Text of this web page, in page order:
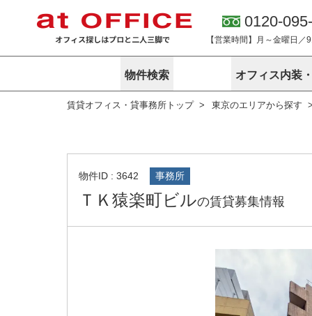
0120-
【営業時間】月～金曜日／
物件検索
東京
路線から探す
こだわりから探す
賃料相場を参考に探す
地図から探す
居抜き物件特集
神奈川
路線から探す
地図から探す
神奈川のク
オフィス内装
サービス内容
オフィス探しノウハウ
アットオフ
無料ダウン
オーナー様へ
企業情報
オフィス紹介
賃貸オフィス・貸事務所トップ 東京のエリアから探す
物件ID : 3642 事務所
ＴＫ猿楽町ビルの賃貸募集情報